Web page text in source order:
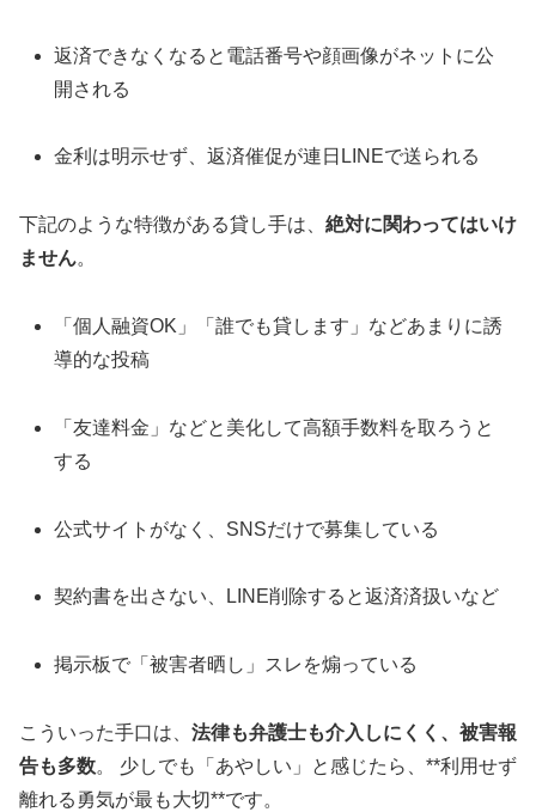
返済できなくなると電話番号や顔画像がネットに公
開される
金利は明示せず、返済催促が連日LINEで送られる
下記のような特徴がある貸し手は、 絶対に関わってはいけ
ません。
「個人融資OK」「誰でも貸します」などあまりに誘
導的な投稿
「友達料金」などと美化して高額手数料を取ろうと
する
公式サイトがなく、SNSだけで募集している
契約書を出さない、LINE削除すると返済済扱いなど
掲示板で「被害者晒し」スレを煽っている
こういった手口は、 法律も弁護士も介入しにくく、被害報
告も多数。 少しでも「あやしい」と感じたら、**利用せず
離れる勇気が最も大切**です。